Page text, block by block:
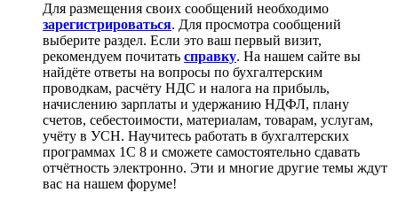
Для размещения своих сообщений необходимо
зарегистрироваться. Для просмотра сообщений
выберите раздел. Если это ваш первый визит,
рекомендуем почитать справку. На нашем сайте вы
найдёте ответы на вопросы по бухгалтерским
проводкам, расчёту НДС и налога на прибыль,
начислению зарплаты и удержанию НДФЛ, плану
счетов, себестоимости, материалам, товарам, услугам,
учёту в УСН. Научитесь работать в бухгалтерских
программах 1С 8 и сможете самостоятельно сдавать
отчётность электронно. Эти и многие другие темы ждут
вас на нашем форуме!